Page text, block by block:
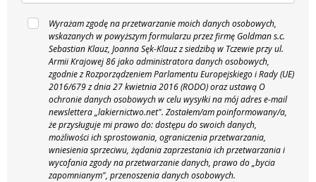
Wyrażam zgodę na przetwarzanie moich danych osobowych,
wskazanych w powyższym formularzu przez firmę Goldman s.c.
Sebastian Klauz, Joanna Sęk-Klauz z siedzibą w Tczewie przy ul.
Armii Krajowej 86 jako administratora danych osobowych,
zgodnie z Rozporządzeniem Parlamentu Europejskiego i Rady (UE)
2016/679 z dnia 27 kwietnia 2016 (RODO) oraz ustawą O
ochronie danych osobowych w celu wysyłki na mój adres e-mail
newslettera „lakiernictwo.net". Zostałem/am poinformowany/a,
że przysługuje mi prawo do: dostępu do swoich danych,
możliwości ich sprostowania, ograniczenia przetwarzania,
wniesienia sprzeciwu, żądania zaprzestania ich przetwarzania i
wycofania zgody na przetwarzanie danych, prawo do „bycia
zapomnianym", przenoszenia danych osobowych.